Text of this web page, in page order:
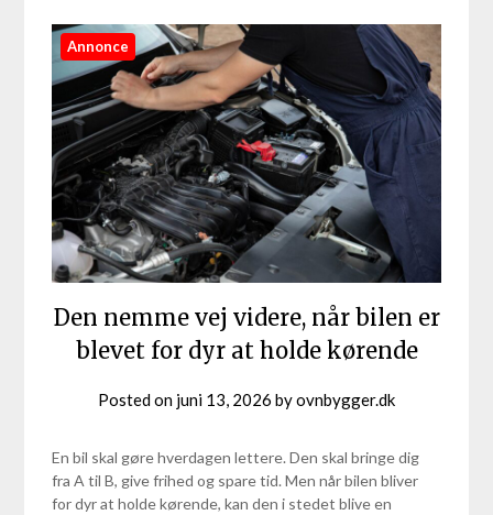
Annonce
Den nemme vej videre, når bilen er
blevet for dyr at holde kørende
Posted on juni 13, 2026 byovnbygger.dk
En bil skal gøre hverdagen lettere. Den skal bringe dig
fra A til B, give frihed og spare tid. Men når bilen bliver
for dyr at holde kørende, kan den i stedet blive en